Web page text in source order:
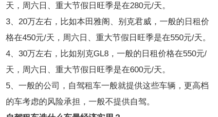
天，周六日、重大节假日旺季是在280元/天。
3、20万左右，比如本田雅阁、别克君威，一般的日租价
格在450元/天，周六日、重大节假日旺季是在550元/天。
4、30万左右，比如别克GL8，一般的日租价格在550元/
天，周六日、重大节假日旺季是在600元/天。
5、一般的公司，自驾租车一般就提供这些车辆，更高档
的车考虑的风险承担，一般不提供自驾。